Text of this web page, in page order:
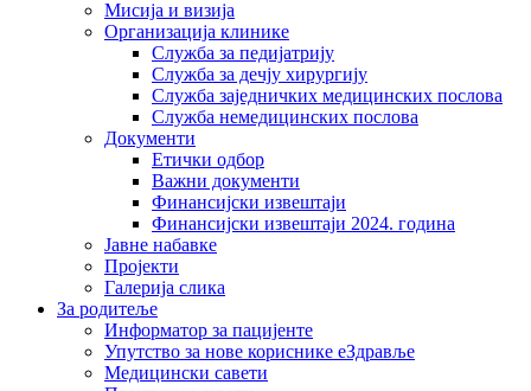
Мисија и визија
Организација клинике
Служба за педијатрију
Служба за дечју хирургију
Служба заједничких медицинских послова
Служба немедицинских послова
Документи
Етички одбор
Важни документи
Финансијски извештаји
Финансијски извештаји 2024. година
Јавне набавке
Пројекти
Галерија слика
За родитеље
Информатор за пацијенте
Упутство за нове кориснике еЗдравље
Медицински савети